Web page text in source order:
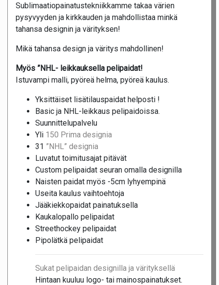
Sublimaatiopainatustekniikkamme takaa värien
pysyvyyden ja kirkkauden ja mahdollistaa minkä
tahansa designin ja värityksen!
Mikä tahansa design ja väritys mahdollinen!
Myös ”NHL- leikkauksella pelipaidat!
Istuvampi malli, pyöreä helma, pyöreä kaulus.
Yksittäiset lisätilauspaidat helposti !
Basic ja NHL-leikkaus pelipaidoissa.
Suunnittelupalvelu
Yli 150 Prima designia
31 ”NHL” designia
Luvatut toimitusajat pitävät
Custom pelipaidat seuran omalla designilla
Naisten paidat myös -5cm lyhyempinä
Useita kaulus vaihtoehtoja
Jääkiekkopaidat painatuksella
Kaukalopallo pelipaidat
Streethockey pelipaidat
Pipolätkä pelipaidat
Sukat pelipaidan designilla ja värityksellä
Hintaan kuuluu logo- tai mainospainatukset.